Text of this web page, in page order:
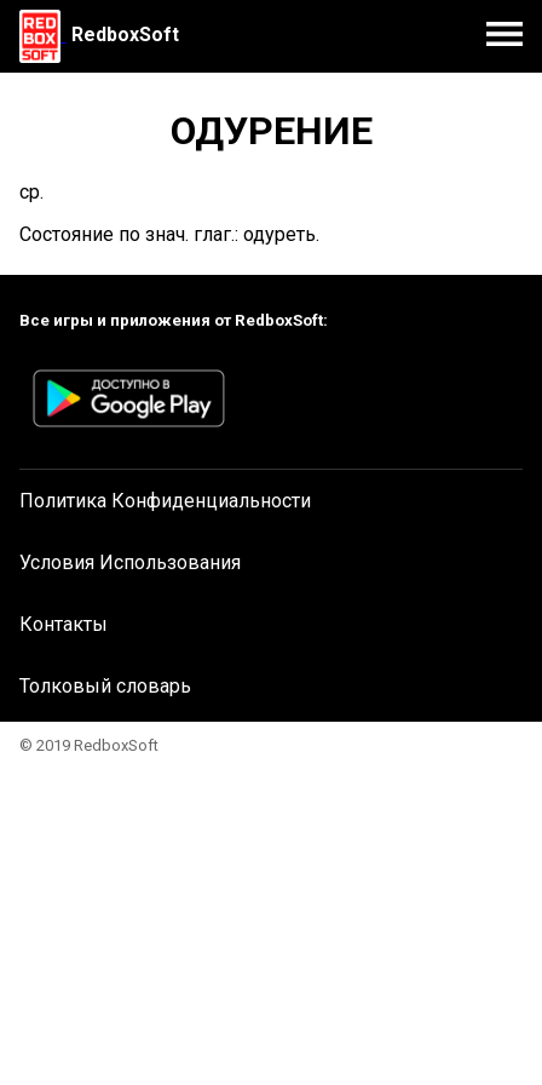
RedboxSoft
ОДУРЕНИЕ
ср.
Состояние по знач. глаг.: одуреть.
Все игры и приложения от RedboxSoft:
Политика Конфиденциальности
Условия Использования
Контакты
Толковый словарь
© 2019 RedboxSoft